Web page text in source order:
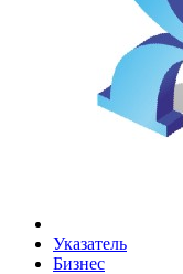
Указатель
Бизнес